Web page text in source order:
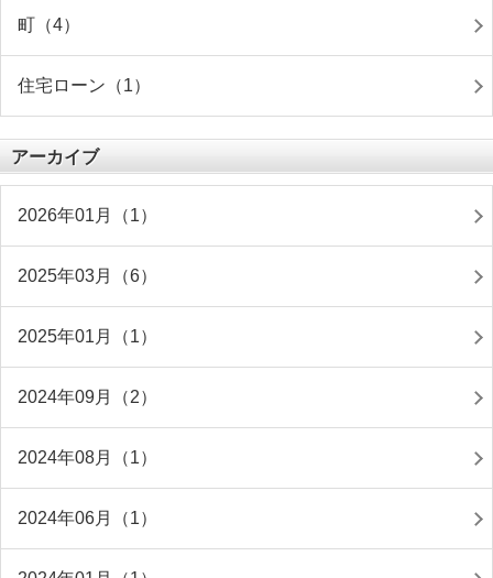
町（4）
住宅ローン（1）
アーカイブ
2026年01月（1）
2025年03月（6）
2025年01月（1）
2024年09月（2）
2024年08月（1）
2024年06月（1）